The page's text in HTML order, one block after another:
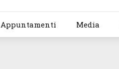
Appuntamenti Media